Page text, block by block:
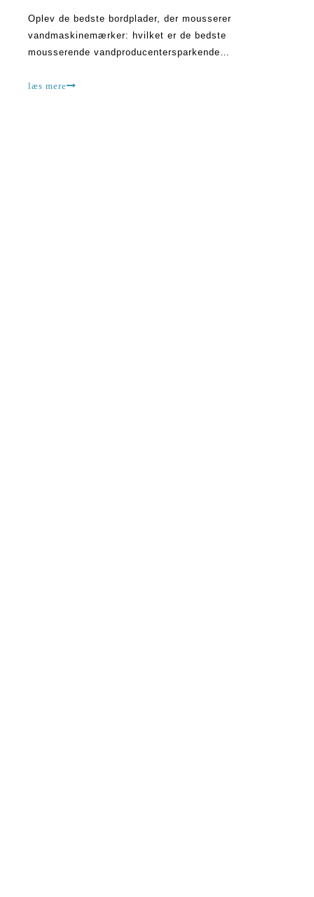
Oplev de bedste bordplader, der mousserer
vandmaskinemærker: hvilket er de bedste
mousserende vandproducentersparkende
ser efter sundere alternativer til sodavand og andre
læs mere